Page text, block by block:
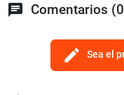
chat Comentarios
edit Sea el